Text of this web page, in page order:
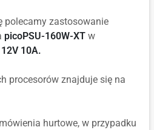
polecamy zastosowanie
picoPSU-160W-XT w
10A.
procesorów znajduje się na
hurtowe, w przypadku